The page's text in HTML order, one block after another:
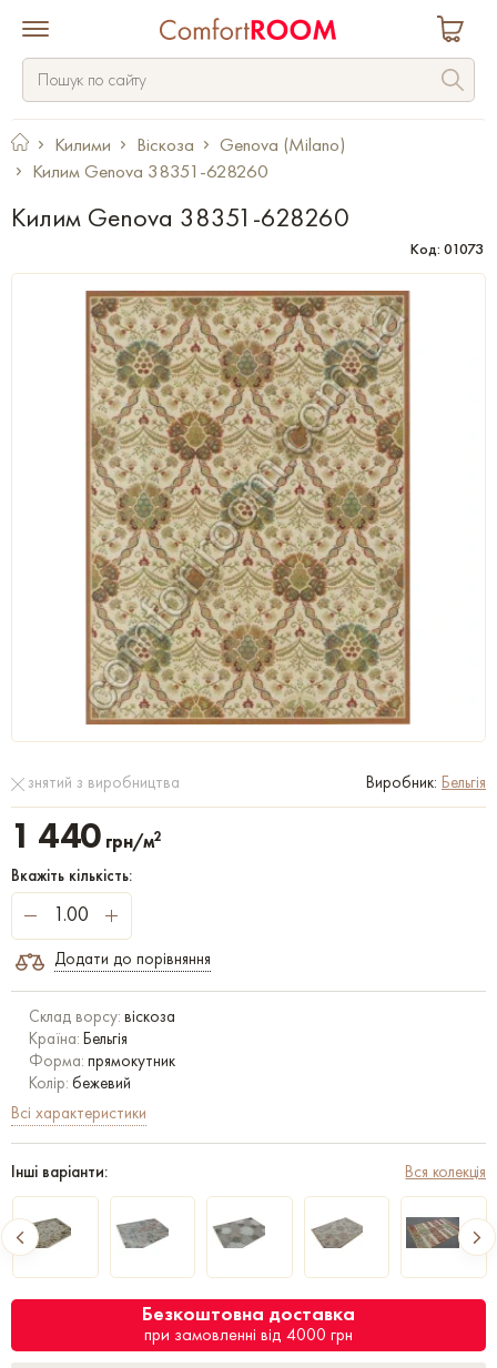
Килими Віскоза
Genova (Milano)
Килим Genova 38351-628260
Килим Genova 38351-628260
Код: 01073
знятий з виробництва Виробник: Бельгія
1 440 грн/м2
Вкажіть кількість:
Додати до порівняння
Склад ворсу: віскоза
Країна: Бельгія
Форма: прямокутник
Колір: бежевий
Всі характеристики
Інші варіанти: Вся колекція
Безкоштовна доставка
при замовленні від 4000 грн